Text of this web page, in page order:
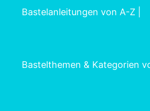
Bastelanleitungen von A-Z
Bastelthemen & Kategorien